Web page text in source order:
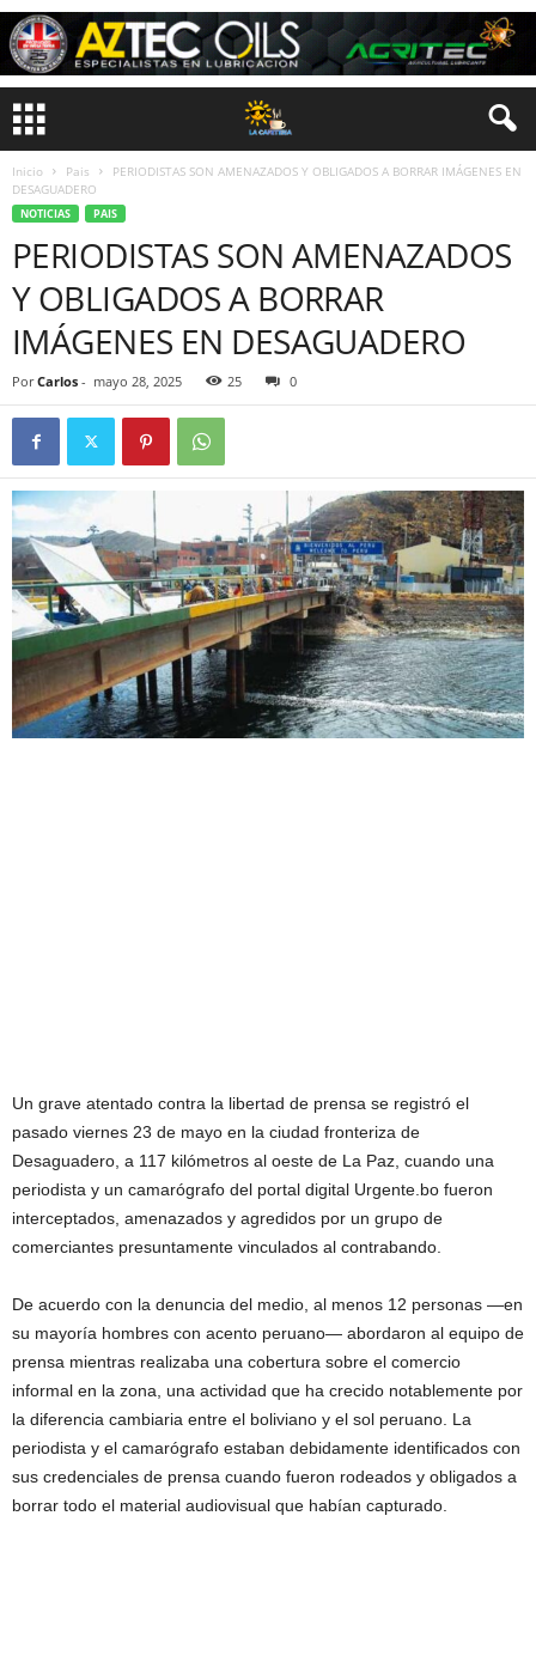
Inicio Pais
PERIODISTAS SON AMENAZADOS Y OBLIGADOS A BORRAR IMÁGENES EN
DESAGUADERO
NOTICIAS PAIS
PERIODISTAS SON AMENAZADOS
Y OBLIGADOS A BORRAR
IMÁGENES EN DESAGUADERO
Por Carlos - mayo 28, 2025 25 0
Un grave atentado contra la libertad de prensa se registró el
pasado viernes 23 de mayo en la ciudad fronteriza de
Desaguadero, a 117 kilómetros al oeste de La Paz, cuando una
periodista y un camarógrafo del portal digital Urgente.bo fueron
interceptados, amenazados y agredidos por un grupo de
comerciantes presuntamente vinculados al contrabando.
De acuerdo con la denuncia del medio, al menos 12 personas —en
su mayoría hombres con acento peruano— abordaron al equipo de
prensa mientras realizaba una cobertura sobre el comercio
informal en la zona, una actividad que ha crecido notablemente por
la diferencia cambiaria entre el boliviano y el sol peruano. La
periodista y el camarógrafo estaban debidamente identificados con
sus credenciales de prensa cuando fueron rodeados y obligados a
borrar todo el material audiovisual que habían capturado.